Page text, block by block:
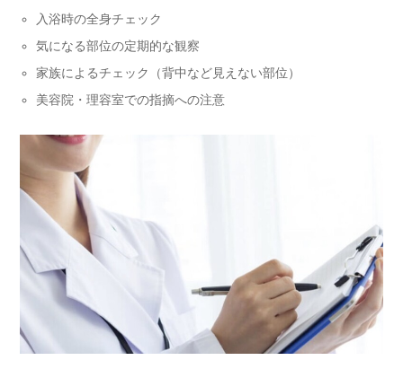
入浴時の全身チェック
気になる部位の定期的な観察
家族によるチェック（背中など見えない部位）
美容院・理容室での指摘への注意